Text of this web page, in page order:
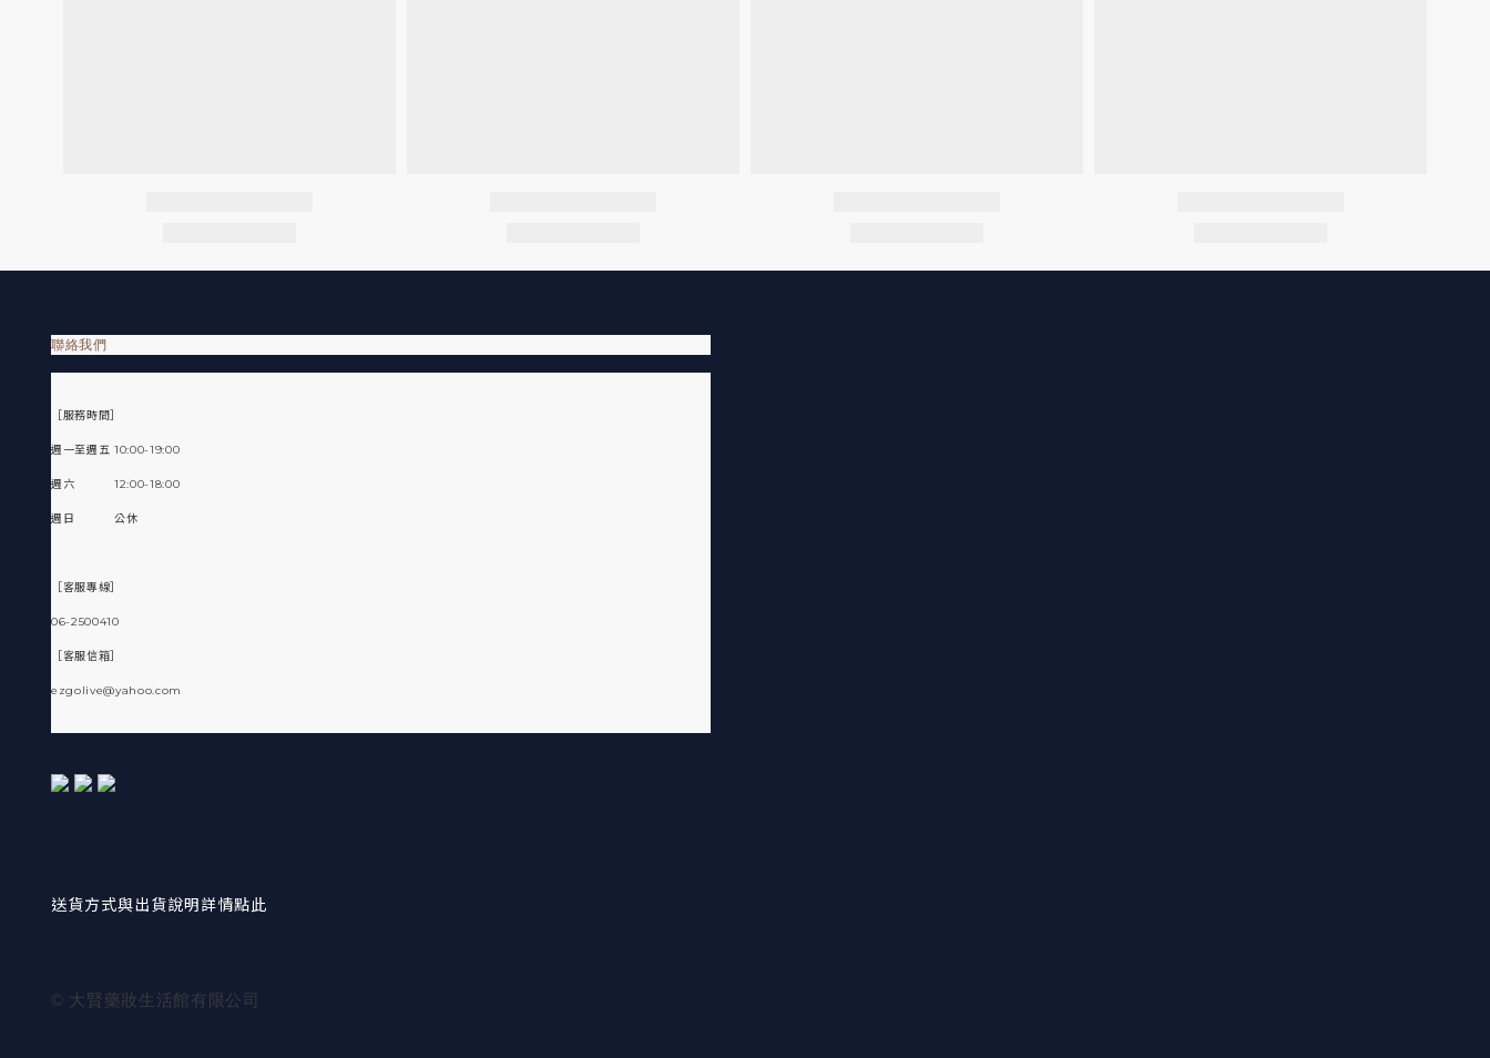
聯絡我們
［服務時間］
週一至週五 10:00-19:00
週六 12:00-18:00
週日 公休
［客服專線］
06-2500410
［客服信箱］
ezgolive@yahoo.com
送貨方式與出貨說明詳情點此
© 大賢藥妝生活館有限公司